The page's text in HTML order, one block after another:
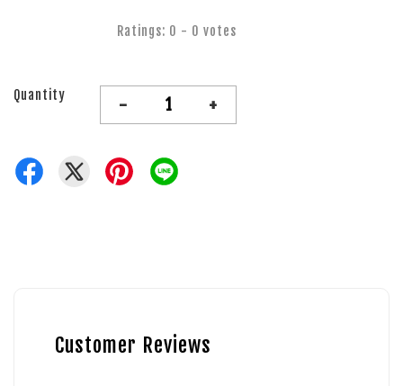
Ratings: 0 - 0 votes
Quantity - +
Customer Reviews